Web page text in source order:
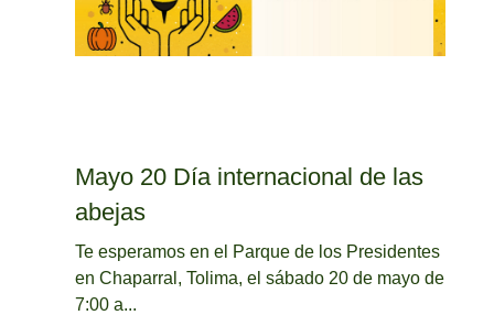
Mayo 20 Día internacional de las
abejas
Te esperamos en el Parque de los Presidentes
en Chaparral, Tolima, el sábado 20 de mayo de
7:00 a...